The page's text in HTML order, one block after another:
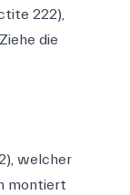
222),
die
welcher
montiert